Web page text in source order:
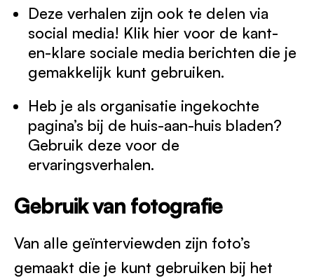
Deze verhalen zijn ook te delen via
social media! Klik hier voor de kant-
en-klare sociale media berichten die je
gemakkelijk kunt gebruiken.
Heb je als organisatie ingekochte
pagina’s bij de huis-aan-huis bladen?
Gebruik deze voor de
ervaringsverhalen.
Gebruik van fotografie
Van alle geïnterviewden zijn foto’s
gemaakt die je kunt gebruiken bij het